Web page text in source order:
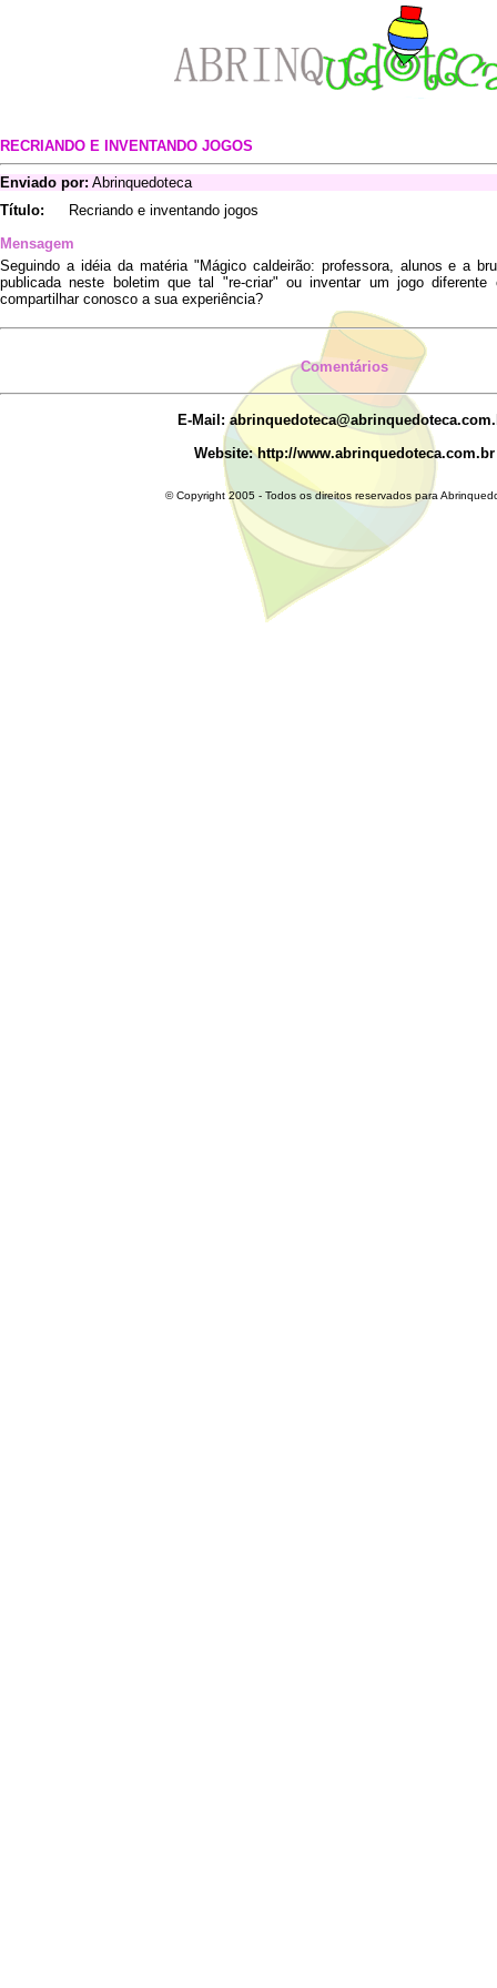
RECRIANDO E INVENTANDO JOGOS
Enviado por: Abrinquedoteca
Título:
Recriando e inventando jogos
Mensagem
Seguindo a idéia da matéria "Mágico caldeirão: professora, alunos e a
publicada neste boletim que tal "re-criar" ou inventar um jogo
compartilhar conosco a sua experiência?
Comentários
E-Mail:
Website: http://www.abrinquedoteca.com.br
© Copyright 2005 - Todos os direitos reservados para